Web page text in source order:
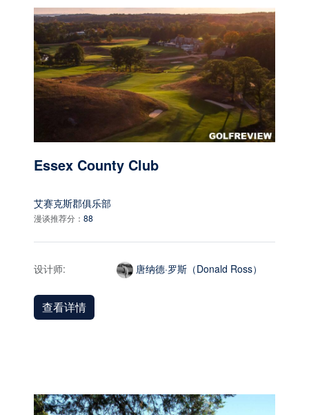
Essex County Club
艾赛克斯郡俱乐部
漫谈推荐分： 88
设计师: 唐纳德·罗斯（Donald Ross）
查看详情